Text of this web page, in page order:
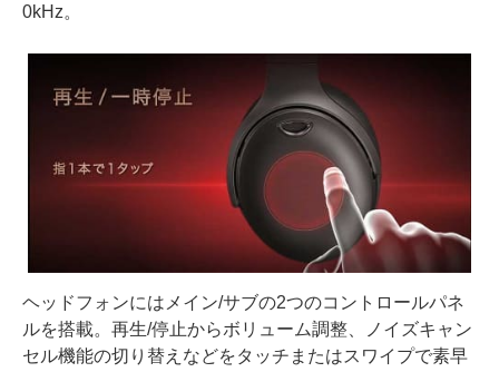
0kHz。
ヘッドフォンにはメイン/サブの2つのコントロールパネ
ルを搭載。再生/停止からボリューム調整、ノイズキャン
セル機能の切り替えなどをタッチまたはスワイプで素早